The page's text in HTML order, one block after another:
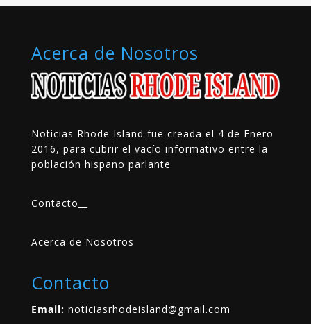
Acerca de Nosotros
Noticias Rhode Island fue creada el 4 de Enero
2016, para cubrir el vacío informativo entre la
población hispano parlante
Contacto
Acerca de Nosotros
Contacto
Email: noticiasrhodeisland@gmail.com